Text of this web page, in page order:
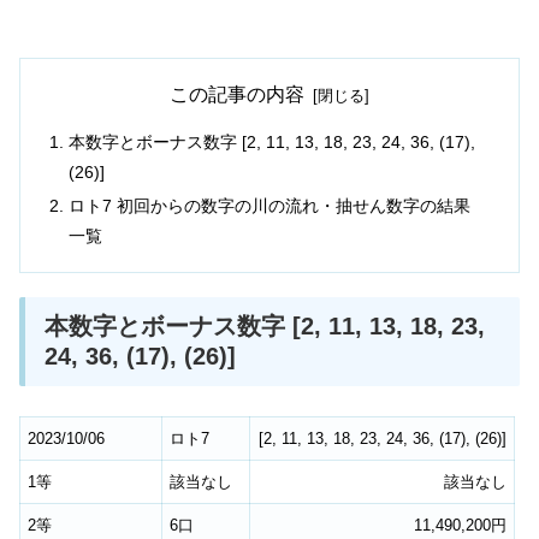
この記事の内容
本数字とボーナス数字 [2, 11, 13, 18, 23, 24, 36, (17),
(26)]
ロト7 初回からの数字の川の流れ・抽せん数字の結果
一覧
本数字とボーナス数字 [2, 11, 13, 18, 23,
24, 36, (17), (26)]
2023/10/06 ロト7 [2, 11, 13, 18, 23, 24, 36, (17), (26)]
1等 該当なし 該当なし
2等 6口 11,490,200円